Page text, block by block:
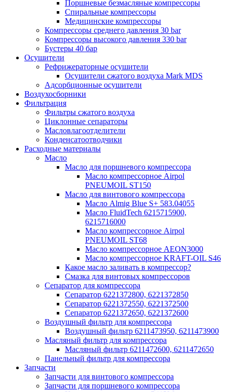
Поршневые безмасляные компрессоры
Спиральные компрессоры
Медицинские компрессоры
Компрессоры среднего давления 30 bar
Компрессоры высокого давления 330 bar
Бустеры 40 бар
Осушители
Рефрижераторные осушители
Осушители сжатого воздуха Mark MDS
Адсорбционные осушители
Воздухосборники
Фильтрация
Фильтры сжатого воздуха
Циклонные сепараторы
Масловлагоотделители
Конденсатоотводчики
Расходные материалы
Масло
Масло для поршневого компрессора
Масло компрессорное Airpol
PNEUMOIL ST150
Масло для винтового компрессора
Масло Almig Blue S+ 583.04055
Масло FluidTech 6215715900,
6215716000
Масло компрессорное Airpol
PNEUMOIL ST68
Масло компрессорное AEON3000
Масло компрессорное KRAFT-OIL S46
Какое масло заливать в компрессор?
Смазка для винтовых компрессоров
Сепаратор для компрессора
Сепаратор 6221372800, 6221372850
Сепаратор 6221372550, 6221372500
Сепаратор 6221372650, 6221372600
Воздушный фильтр для компрессора
Воздушный фильтр 6211473950, 6211473900
Масляный фильтр для компрессора
Масляный фильтр 6211472600, 6211472650
Панельный фильтр для компрессора
Запчасти
Запчасти для винтового компрессора
Запчасти для поршневого компрессора